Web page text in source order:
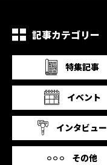
記事カテゴリー
特集記事
イベント
インタビュー
その他